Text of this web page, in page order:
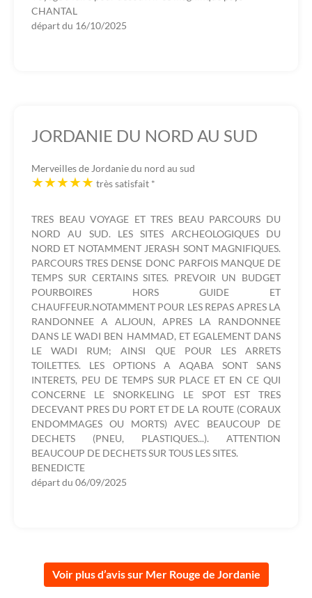
CHANTAL
départ du 16/10/2025
JORDANIE DU NORD AU SUD
Merveilles de Jordanie du nord au sud
très satisfait *
TRES BEAU VOYAGE ET TRES BEAU PARCOURS DU
NORD AU SUD. LES SITES ARCHEOLOGIQUES DU
NORD ET NOTAMMENT JERASH SONT MAGNIFIQUES.
PARCOURS TRES DENSE DONC PARFOIS MANQUE DE
TEMPS SUR CERTAINS SITES. PREVOIR UN BUDGET
POURBOIRES HORS GUIDE ET
CHAUFFEUR.NOTAMMENT POUR LES REPAS APRES LA
RANDONNEE A ALJOUN, APRES LA RANDONNEE
DANS LE WADI BEN HAMMAD, ET EGALEMENT DANS
LE WADI RUM; AINSI QUE POUR LES ARRETS
TOILETTES. LES OPTIONS A AQABA SONT SANS
INTERETS, PEU DE TEMPS SUR PLACE ET EN CE QUI
CONCERNE LE SNORKELING LE SPOT EST TRES
DECEVANT PRES DU PORT ET DE LA ROUTE (CORAUX
ENDOMMAGES OU MORTS) AVEC BEAUCOUP DE
DECHETS (PNEU, PLASTIQUES...). ATTENTION
BEAUCOUP DE DECHETS SUR TOUS LES SITES.
BENEDICTE
départ du 06/09/2025
Voir plus d’avis sur Mer Rouge de Jordanie